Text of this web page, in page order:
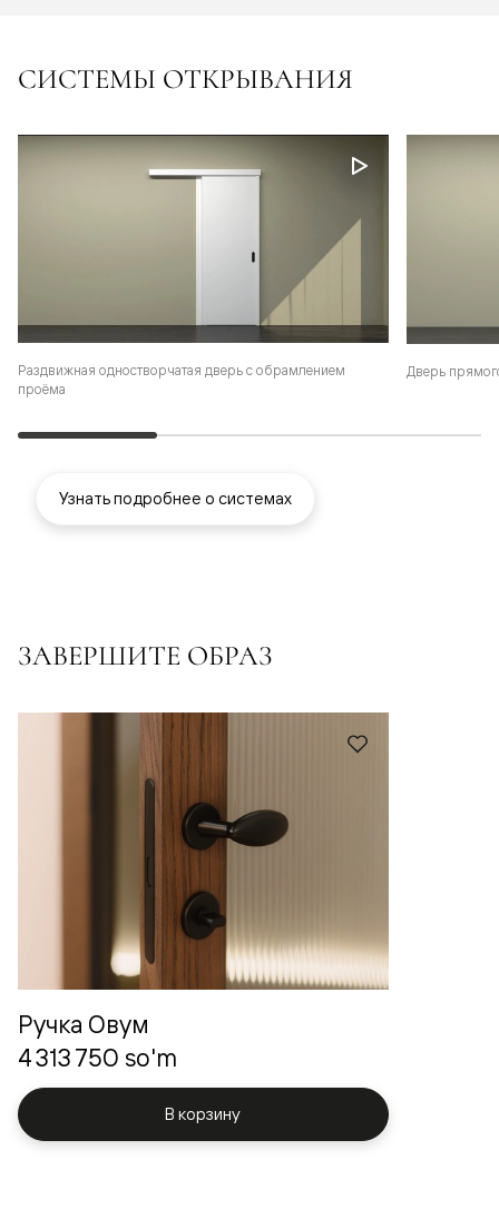
СИСТЕМЫ ОТКРЫВАНИЯ
Раздвижная одностворчатая дверь с обрамлением
проёма
Дверь
Узнать подробнее о системах
ЗАВЕРШИТЕ ОБРАЗ
Ручка Овум
4 313 750 so'm
В корзину